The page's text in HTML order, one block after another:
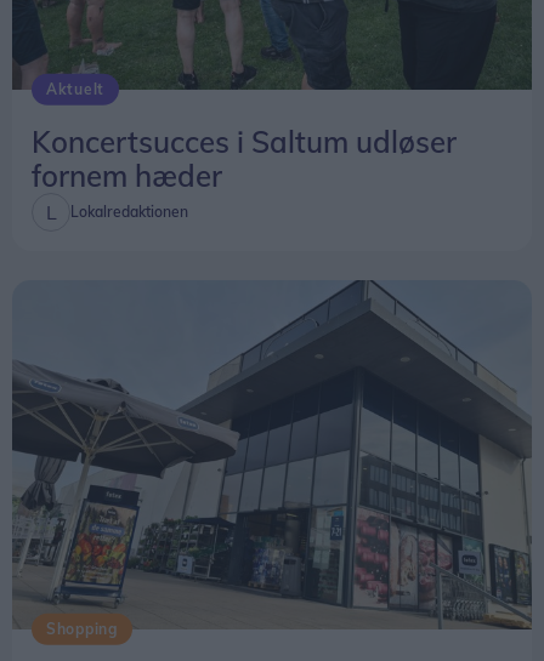
Aktuelt
Koncertsucces i Saltum udløser
fornem hæder
Lokalredaktionen
Shopping